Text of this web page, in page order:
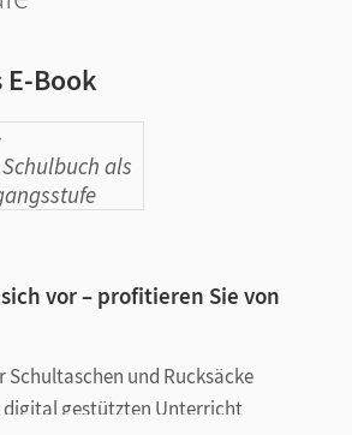
Book
vor – profitieren Sie von
Schultaschen und Rucksäcke
digital gestützten Unterricht